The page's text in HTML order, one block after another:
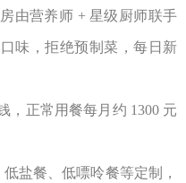
由营养师 +星级厨师联手
味，拒绝预制菜，每日新
，正常用餐每月约 1300 元
低盐餐、低嘌呤餐等定制，